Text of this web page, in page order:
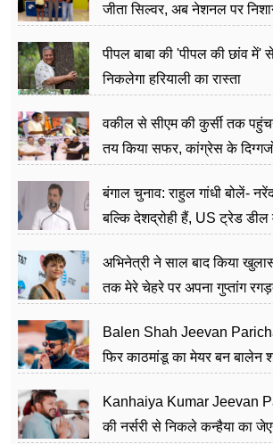
जीता सिल्वर, अब नेशनल पर
पीपल बाबा की 'पीपल की छांव में'
निकलेगा हरियाली का रास्ता
वकील से सीएम की कुर्सी तक
तय किया सफर, कांग्रेस के
बंगाल चुनाव: राहुल गांधी बोलें-
बल्कि देशद्रोही हैं, US ट्रेड डील
अभिनेत्री ने साल बाद किया
तक मेरे चेहरे पर अपना गुप्तांग
Balen Shah Jeevan
फिर काठमांडू का मेयर बन बालेन
Kanhaiya Kumar Jeevan
की नर्सरी से निकले कन्हैया का